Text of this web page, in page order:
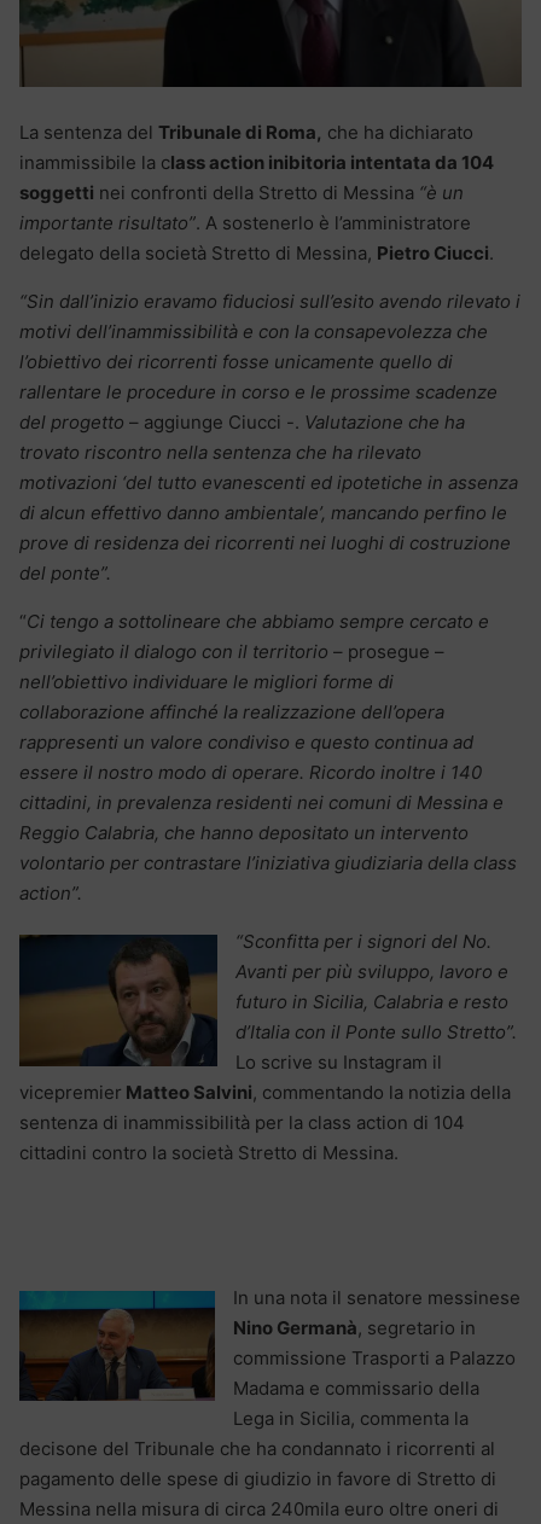
La sentenza del Tribunale di Roma, che ha dichiarato
inammissibile la class action inibitoria intentata da 104
soggetti nei confronti della Stretto di Messina “è un
importante risultato”. A sostenerlo è l’amministratore
delegato della società Stretto di Messina, Pietro Ciucci.
“Sin dall’inizio eravamo fiduciosi sull’esito avendo rilevato i
motivi dell’inammissibilità e con la consapevolezza che
l’obiettivo dei ricorrenti fosse unicamente quello di
rallentare le procedure in corso e le prossime scadenze
del progetto – aggiunge Ciucci -. Valutazione che ha
trovato riscontro nella sentenza che ha rilevato
motivazioni ‘del tutto evanescenti ed ipotetiche in assenza
di alcun effettivo danno ambientale’, mancando perfino le
prove di residenza dei ricorrenti nei luoghi di costruzione
del ponte”.
“Ci tengo a sottolineare che abbiamo sempre cercato e
privilegiato il dialogo con il territorio – prosegue –
nell’obiettivo individuare le migliori forme di
collaborazione affinché la realizzazione dell’opera
rappresenti un valore condiviso e questo continua ad
essere il nostro modo di operare. Ricordo inoltre i 140
cittadini, in prevalenza residenti nei comuni di Messina e
Reggio Calabria, che hanno depositato un intervento
volontario per contrastare l’iniziativa giudiziaria della class
action”.
“Sconfitta per i signori del No.
Avanti per più sviluppo, lavoro e
futuro in Sicilia, Calabria e resto
d’Italia con il Ponte sullo Stretto”.
Lo scrive su Instagram il
vicepremier Matteo Salvini, commentando la notizia della
sentenza di inammissibilità per la class action di 104
cittadini contro la società Stretto di Messina.
In una nota il senatore messinese
Nino Germanà, segretario in
commissione Trasporti a Palazzo
Madama e commissario della
Lega in Sicilia, commenta la
decisone del Tribunale che ha condannato i ricorrenti al
pagamento delle spese di giudizio in favore di Stretto di
Messina nella misura di circa 240mila euro oltre oneri di